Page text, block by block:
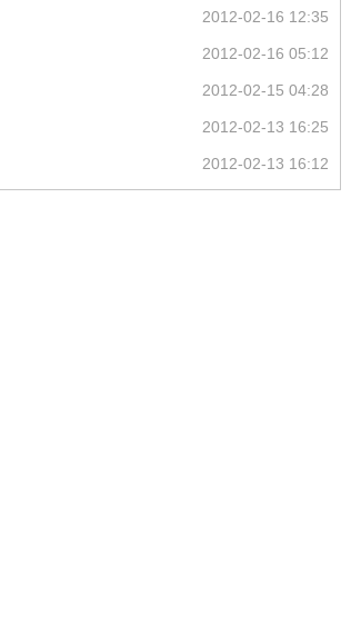
2012-02-16 12:35
2012-02-16 05:12
2012-02-15 04:28
2012-02-13 16:25
2012-02-13 16:12